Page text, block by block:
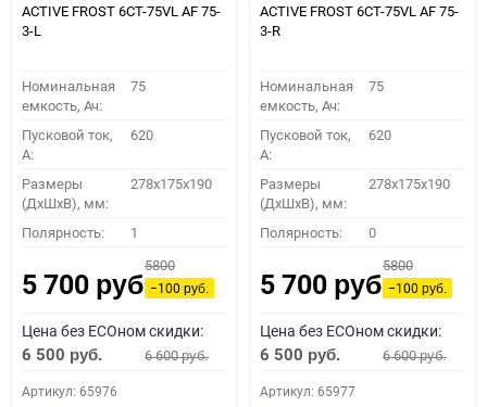
ACTIVE FROST 6СТ-75VL АF 75-
3-L
Номинальная
емкость, Ач:
75
Пусковой ток,
A:
620
Размеры
(ДхШхВ), мм:
278x175x190
Полярность: 1
5 700 руб.
5800
−100руб.
Цена без ECOном скидки:
6 500 руб. 6 600руб.
Артикул: 65976
ACTIVE FROST 6СТ-75VL АF 75-
3-R
Номинальная
емкость, Ач:
75
Пусковой ток,
A:
620
Размеры
(ДхШхВ), мм:
278x175x190
Полярность: 0
5 700 руб.
5800
−100руб.
Цена без ECOном скидки:
6 500 руб. 6 600руб.
Артикул: 65977